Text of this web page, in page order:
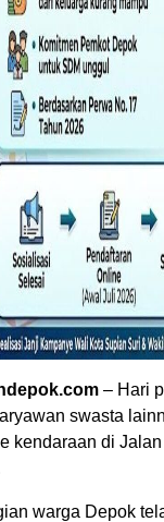
– Hari
swasta
kendaraan di
warga Depok